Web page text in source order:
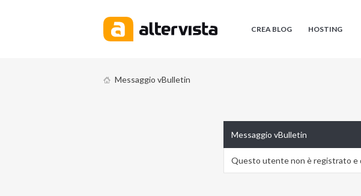
CREA BLOG HOSTING
Messaggio vBulletin
Messaggio vBulletin
Questo utente non è registrato e